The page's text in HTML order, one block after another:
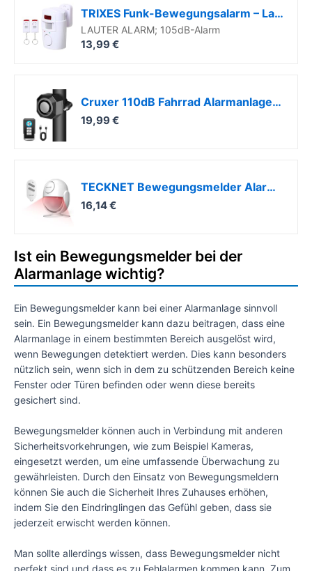
TRIXES Funk-Bewegungsalarm – Laute 105dB Sirene – 2 Fernbedienungen
LAUTER ALARM; 105dB-Alarm
13,99 €
Cruxer 110dB Fahrrad Alarmanlage, USB-C Wiederaufladbar mit Fernbedienung
19,99 €
TECKNET Bewegungsmelder Alarm, Bewegungssensor mit Fernbedienung, PIR Alarmanlage Alarm, 125 dB, 120° Erfassungsbereich, Anti-Diebstahl einbruchschutz Alarmanlage für Haus, Wohnung, Geschäfte, Garage
16,14 €
Ist ein Bewegungsmelder bei der
Alarmanlage wichtig?
Ein Bewegungsmelder kann bei einer Alarmanlage sinnvoll
sein. Ein Bewegungsmelder kann dazu beitragen, dass eine
Alarmanlage in einem bestimmten Bereich ausgelöst wird,
wenn Bewegungen detektiert werden. Dies kann besonders
nützlich sein, wenn sich in dem zu schützenden Bereich keine
Fenster oder Türen befinden oder wenn diese bereits
gesichert sind.
Bewegungsmelder können auch in Verbindung mit anderen
Sicherheitsvorkehrungen, wie zum Beispiel Kameras,
eingesetzt werden, um eine umfassende Überwachung zu
gewährleisten. Durch den Einsatz von Bewegungsmeldern
können Sie auch die Sicherheit Ihres Zuhauses erhöhen,
indem Sie den Eindringlingen das Gefühl geben, dass sie
jederzeit erwischt werden können.
Man sollte allerdings wissen, dass Bewegungsmelder nicht